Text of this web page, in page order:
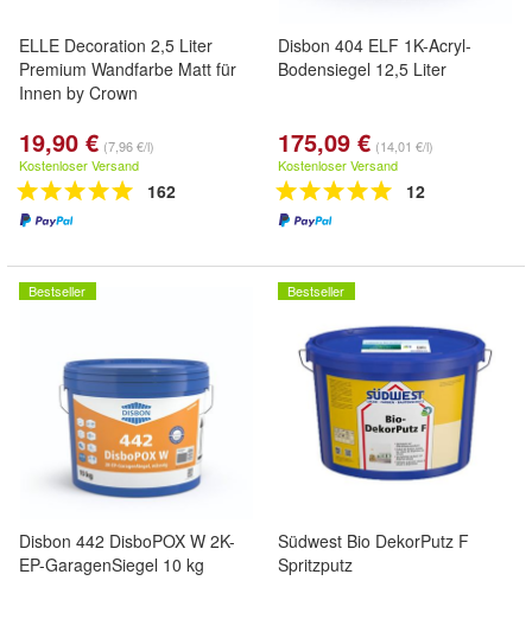
ELLE Decoration 2,5 Liter
Premium Wandfarbe Matt für
Innen by Crown
19,90 € (7,96 €/l)
Kostenloser Versand
162
Disbon 404 ELF 1K-Acryl-
Bodensiegel 12,5 Liter
175,09 € (14,01 €/l)
Kostenloser Versand
12
Bestseller
Disbon 442 DisboPOX W 2K-
EP-GaragenSiegel 10 kg
Bestseller
Südwest Bio DekorPutz F
Spritzputz